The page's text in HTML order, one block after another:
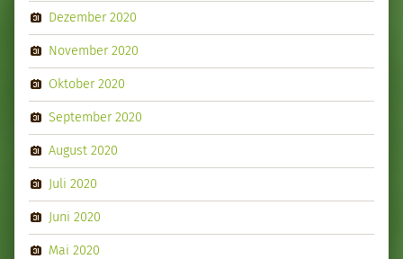
Dezember 2020
November 2020
Oktober 2020
September 2020
August 2020
Juli 2020
Juni 2020
Mai 2020